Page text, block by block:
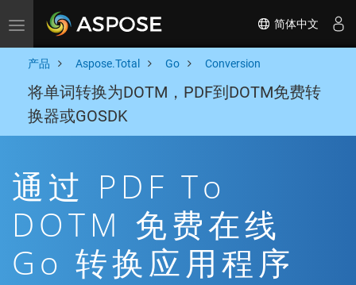
Toggle navigation 简体中文
产品 Aspose.Total Go Conversion
将单词转换为DOTM，PDF到DOTM免费转
换器或GOSDK
通过 PDF To
DOTM 免费在线
Go 转换应用程序